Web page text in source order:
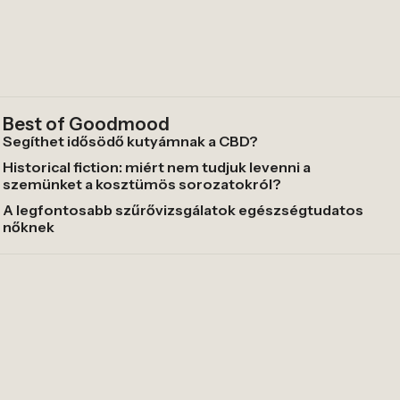
Best of Goodmood
Segíthet idősödő kutyámnak a CBD?
Historical fiction: miért nem tudjuk levenni a
szemünket a kosztümös sorozatokról?
A legfontosabb szűrővizsgálatok egészségtudatos
nőknek